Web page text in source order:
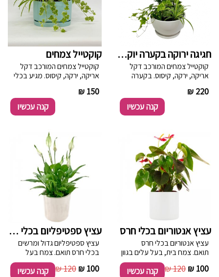
חגיגה ירוקה בקערה יוקרתית
קוקטייל צמחים המורכב דקל
אריקה, ירקה, קיסוס. בקערה
בהתאם למלאי
220 ₪
קנה עכשיו
קוקטייל צמחים
קוקטייל צמחים המורכב דקל
אריקה, ירקה, קיסוס. מגיע בכלי
150 ₪
קנה עכשיו
עציץ אנטוריום בכלי חרס
עציץ אנטוריום בכלי חרס
תואם. צמח בית, בעל עלים בגוון
ירוק כהה ופרחים אדומים בצורת
לבבות קטנים.
100 ₪
120 ₪ קנה עכשיו
עציץ ספטיפליום בכלי חרס
עציץ ספטיפליום גדול ומרשים
בכלי חרס תואם. צמח בעל
פריחה לבנה רב שנתית.
100 ₪
120 ₪ קנה עכשיו